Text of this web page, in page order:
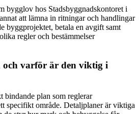
bygglov hos Stadsbyggnadskontoret i
att lämna in ritningar och handlingar
byggprojektet, betala en avgift samt
regler och bestämmelser
och varför är den viktig i
bindande plan som reglerar
specifikt område. Detaljplaner är viktiga